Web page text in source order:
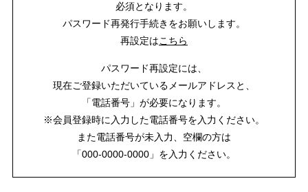
必須となります。
パスワード再発行手続きをお願いします。
再設定はこちら
パスワード再設定には、
現在ご登録いただいているメールアドレスと、
「電話番号」が必要になります。
※会員登録時に入力した電話番号を入力ください。
また電話番号が未入力、空欄の方は
「000-0000-0000」を入力ください。